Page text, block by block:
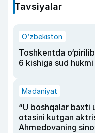
Tavsiyalar
O‘zbekiston
Toshkentda
6 kishiga sud hukmi
Madaniyat
“U boshqalar baxti
otasini kutgan
Ahmedovaning